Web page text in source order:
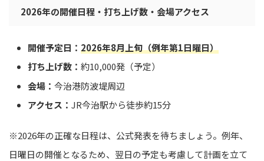
2026年の開催日程・打ち上げ数・会場アクセス
開催予定日： 2026年8月上旬（例年第1日曜日）
打ち上げ数： 約10,000発（予定）
会場： 今治港防波堤周辺
アクセス： JR今治駅から徒歩約15分
※2026年の正確な日程は、公式発表を待ちましょう。例年、
日曜日の開催となるため、翌日の予定も考慮して計画を立て